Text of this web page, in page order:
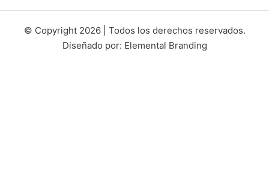
© Copyright 2026 | Todos los derechos reservados.
Diseñado por: Elemental Branding